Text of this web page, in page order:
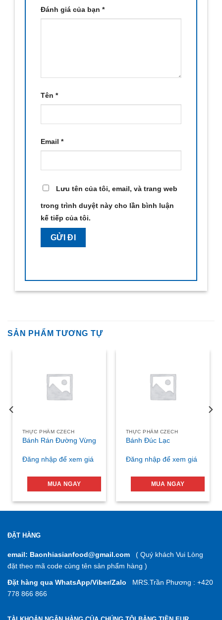
Đánh giá của bạn *
Tên *
Email *
Lưu tên của tôi, email, và trang web
trong trình duyệt này cho lần bình luận
kế tiếp của tôi.
SẢN PHẨM TƯƠNG TỰ
THỰC PHẨM CZECH
Bánh Rán Đường Vừng
Đăng nhập để xem giá
MUA NGAY
THỰC PHẨM CZECH
Bánh Đúc Lạc
Đăng nhập để xem giá
MUA NGAY
ĐẶT HÀNG
email: Baonhiasianfood@gmail.com ( Quý khách Vui Lòng
đặt theo mã code cùng tên sản phẩm hàng )
Đặt hàng qua WhatsApp/Viber/Zalo MRS.Trần Phương : +420
778 866 866